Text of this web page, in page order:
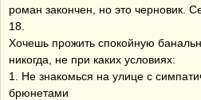
роман закончен, но это черновик.
18.
Хочешь прожить спокойную
никогда, не при каких условиях:
1. Не знакомься на улице с
брюнетами